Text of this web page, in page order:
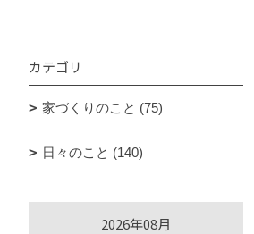
カテゴリ
家づくりのこと (75)
日々のこと (140)
2026年08月